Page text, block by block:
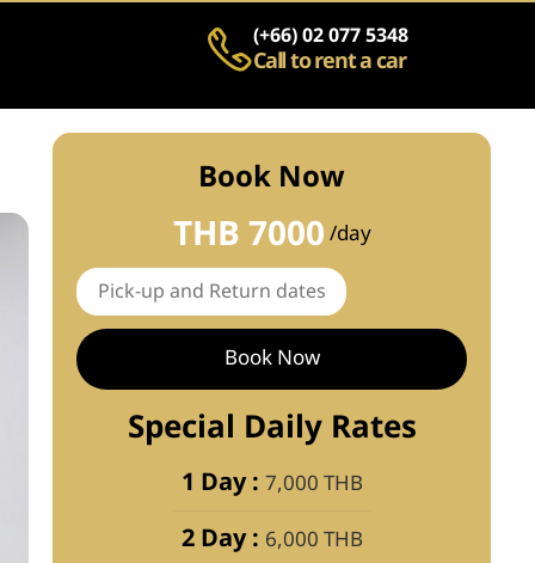
(+66) 02 077 5348
Call to rent a car
Book Now
THB 7000/day
Book Now
Special Daily Rates
1 Day : 7,000 THB
2 Day : 6,000 THB